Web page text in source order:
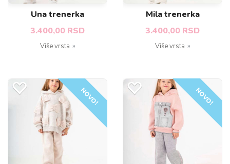
Una trenerka
3.400,00 RSD
Više vrsta
Mila trenerka
3.400,00 RSD
Više vrsta
NOVO! NOVO!